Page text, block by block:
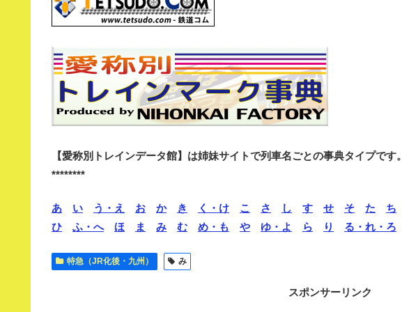
【愛称別トレインデータ館】は姉妹サイトで列車名ごとの事典タイプです。
********
あ い う・え お か き く・け こ さ し す せ そ た ち
ひ
ふ・へ ほ ま み む め・も や ゆ・よ ら り る・れ・ろ
特急（JR化後・九州） み
スポンサーリンク